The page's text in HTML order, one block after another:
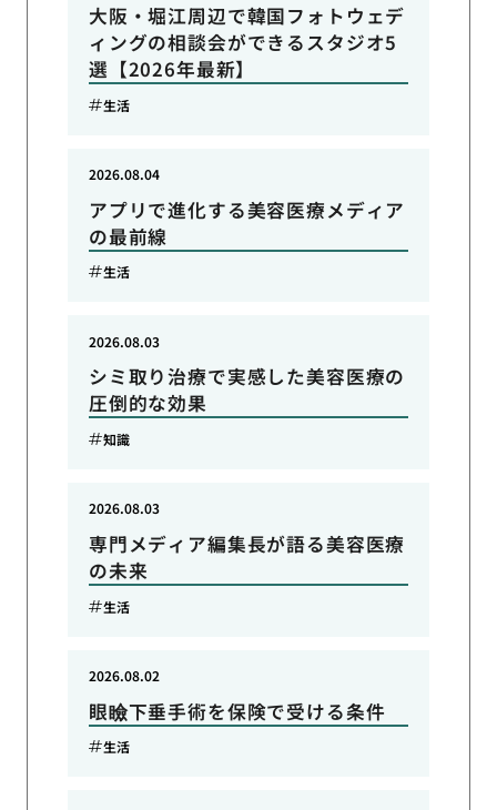
大阪・堀江周辺で韓国フォトウェデ
ィングの相談会ができるスタジオ5
選【2026年最新】
生活
アプリで進化する美容医療メディア
の最前線
2026.08.04
生活
シミ取り治療で実感した美容医療の
圧倒的な効果
2026.08.03
知識
専門メディア編集長が語る美容医療
の未来
2026.08.03
生活
眼瞼下垂手術を保険で受ける条件
2026.08.02
生活